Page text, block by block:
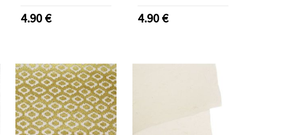
umelecké dekorácie
4.90€
umelecké projekty
4.90€